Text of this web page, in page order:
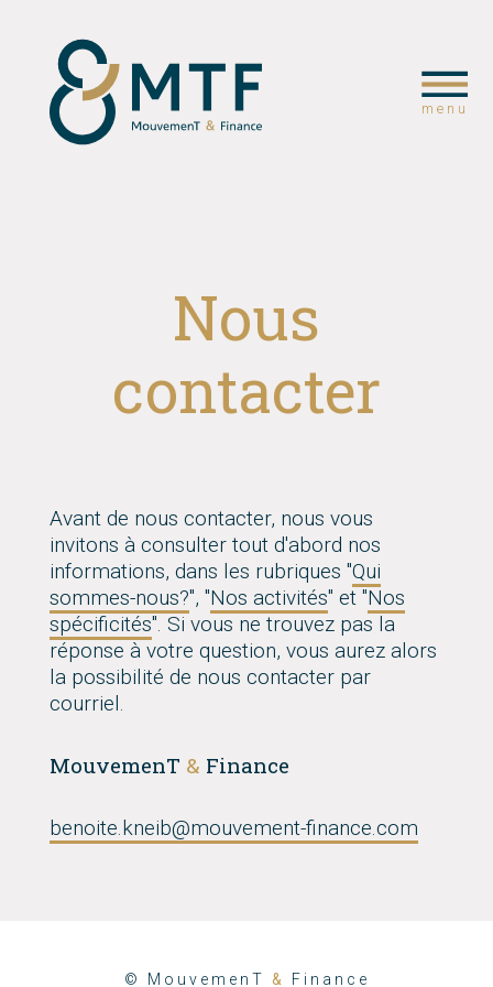
menu
Nous
contacter
Avant de nous contacter, nous vous
invitons à consulter tout d'abord nos
informations, dans les rubriques "Qui
sommes-nous?", "Nos activités" et "Nos
spécificités". Si vous ne trouvez pas la
réponse à votre question, vous aurez alors
la possibilité de nous contacter par
courriel.
MouvemenT & Finance
benoite.kneib@mouvement-finance.com
© MouvemenT & Finance